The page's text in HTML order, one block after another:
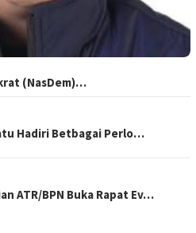
(NasDem)…
Hadiri Betbagai Perlo…
ATR/BPN Buka Rapat Ev…